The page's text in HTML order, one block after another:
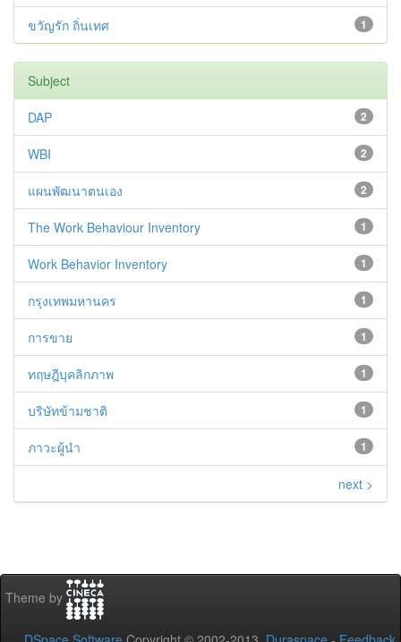
1
ขวัญรัก ถิ่นเทศ
Subject
2
DAP
2
WBI
2
แผนพัฒนาตนเอง
1
The Work Behaviour Inventory
1
Work Behavior Inventory
1
กรุงเทพมหานคร
1
การขาย
1
ทฤษฎีบุคลิกภาพ
1
บริษัทข้ามชาติ
1
ภาวะผู้นำ
next >
Theme by